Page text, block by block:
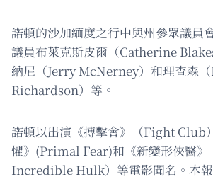
諾頓的沙加緬度之行中與州參眾議員
議員布萊克斯皮爾（Catherine
納尼（Jerry McNerney）和理查森
Richardson）等。
諾頓以出演《搏擊會》（Fight Club
懼》(Primal Fear)和《新變形俠醫》
Incredible Hulk）等電影聞名。本